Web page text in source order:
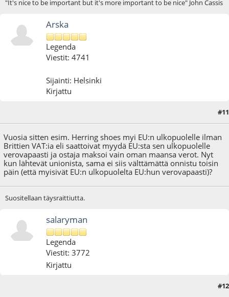
"It's nice to be important but it's more important to be nice" John Cassis
Arska
Legenda
Viestit: 4741
Sijainti: Helsinki
Kirjattu
#11
Vuosia sitten esim. Herring shoes myi EU:n ulkopuolelle ilman
Brittien VAT:ia eli saattoivat myydä EU:sta sen ulkopuolelle
verovapaasti ja ostaja maksoi vain oman maansa verot. Nyt
kun lähtevät unionista, sama ei siis välttämättä onnistu toisin
päin (että myisivät EU:n ulkopuolelta EU:hun verovapaasti)?
Suositellaan täysraittiutta.
salaryman
Legenda
Viestit: 3772
Kirjattu
#12